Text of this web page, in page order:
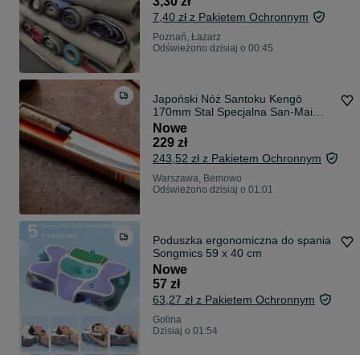
7,40 zł z Pakietem Ochronnym
Poznań, Łazarz
Odświeżono dzisiaj o 00:45
Japoński Nóż Santoku Kengō
170mm Stal Specjalna San-Mai
Nowy Vintage Box
Nowe
229 zł
243,52 zł z Pakietem Ochronnym
Warszawa, Bemowo
Odświeżono dzisiaj o 01:01
Poduszka ergonomiczna do spania
Songmics 59 x 40 cm
Nowe
57 zł
63,27 zł z Pakietem Ochronnym
Golina
Dzisiaj o 01:54